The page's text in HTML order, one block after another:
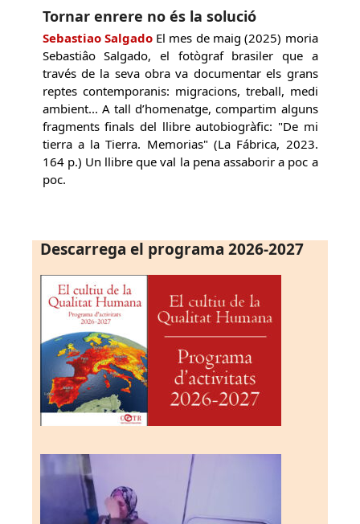
Tornar enrere no és la solució
Sebastiao SalgadoEl mes de maig (2025) moria
Sebastiâo Salgado, el fotògraf brasiler que a
través de la seva obra va documentar els grans
reptes contemporanis: migracions, treball, medi
ambient... A tall d’homenatge, compartim alguns
fragments finals del llibre autobiogràfic: "De mi
tierra a la Tierra. Memorias" (La Fábrica, 2023.
164 p.) Un llibre que val la pena assaborir a poc a
poc.
Descarrega el programa 2026-2027